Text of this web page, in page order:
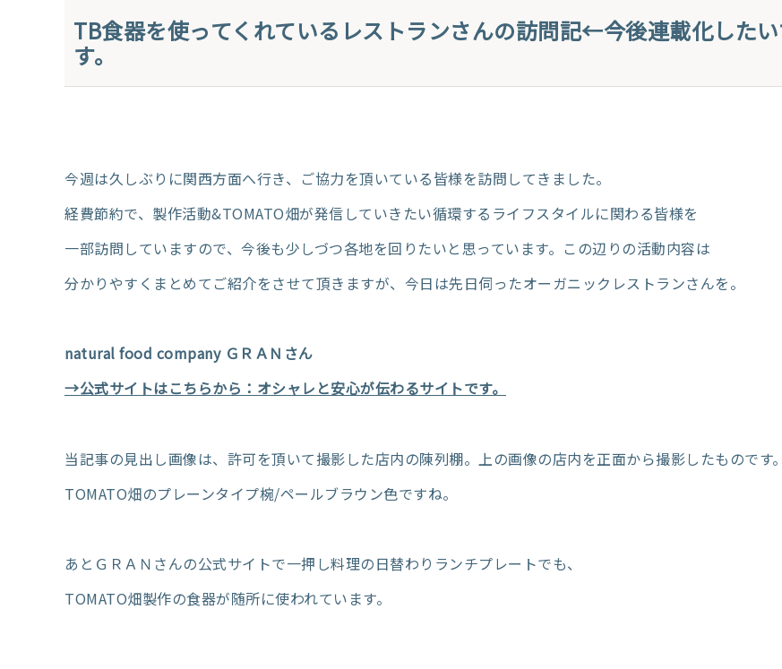
TB食器を使ってくれているレストランさんの訪問記←今後連載化した
す。
今週は久しぶりに関西方面へ行き、ご協力を頂いている皆様を訪問してきました。
経費節約で、製作活動&TOMATO畑が発信していきたい循環するライフスタイルに関わる皆様を
一部訪問していますので、今後も少しづつ各地を回りたいと思っています。この辺りの活動内容は
分かりやすくまとめてご紹介をさせて頂きますが、今日は先日伺ったオーガニックレストランさんを。
natural food company ＧＲＡＮさん
→公式サイトはこちらから：オシャレと安心が伝わるサイトです。
当記事の見出し画像は、許可を頂いて撮影した店内の陳列棚。上の画像の店内を正面から撮影したものです。
TOMATO畑のプレーンタイプ椀/ペールブラウン色ですね。
あとＧＲＡＮさんの公式サイトで一押し料理の日替わりランチプレートでも、
TOMATO畑製作の食器が随所に使われています。